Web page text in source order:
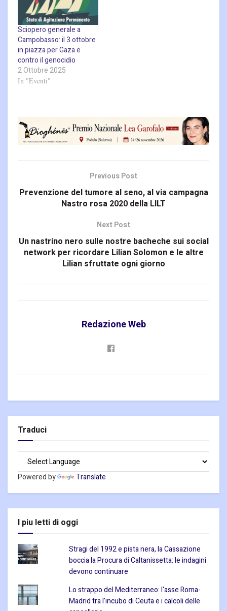
Sciopero generale a
Campobasso: il 3 ottobre
in piazza per Gaza e
contro il genocidio
2 Ottobre 2025
In "Eventi"
Previous Post
Prevenzione del tumore al seno, al via campagna
Nastro rosa 2020 della LILT
Next Post
Un nastrino nero sulle nostre bacheche sui social
network per ricordare Lilian Solomon e le altre
Lilian sfruttate ogni giorno
Redazione Web
Traduci
Powered by Translate
I piu letti di oggi
Stragi del 1992 e pista nera, la Cassazione
boccia la Procura di Caltanissetta: le indagini
devono continuare
Lo strappo del Mediterraneo: l'asse Roma-
Madrid tra l'incubo di Ceuta e i calcoli delle